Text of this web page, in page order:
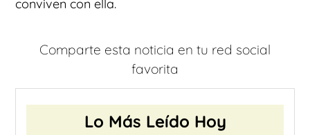
conviven con ella.
Comparte esta noticia en tu red social
favorita
Lo Más Leído Hoy